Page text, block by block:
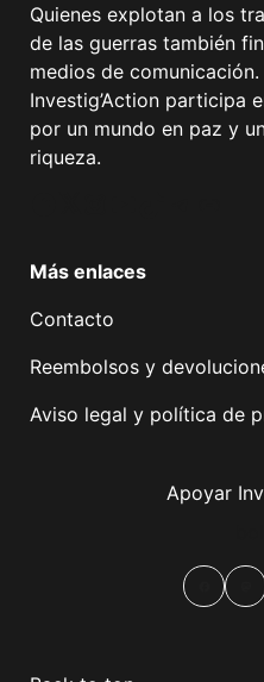
Quienes explotan a los
de las guerras también
medios de
Investig’Action participa
por un mundo en paz y
riqueza.
Más enlaces
Contacto
Reembolsos y
Aviso legal y política de
Apoyar